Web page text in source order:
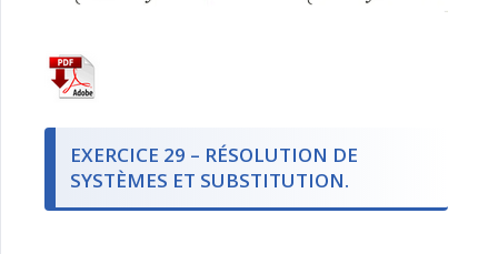
EXERCICE 29 – RÉSOLUTION DE
SYSTÈMES ET SUBSTITUTION.